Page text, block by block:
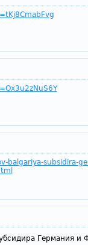
balgariya-subsidira-
Германия и